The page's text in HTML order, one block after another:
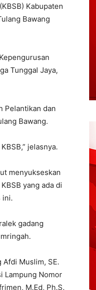
Kabupaten
Bawang
Tunggal Jaya,
Pelantikan dan
Bawang.
jelasnya.
menyukseskan
yang ada di
ini.
gadang
Muslim, SE.
Lampung Nomor
M.Ed, Ph.S.